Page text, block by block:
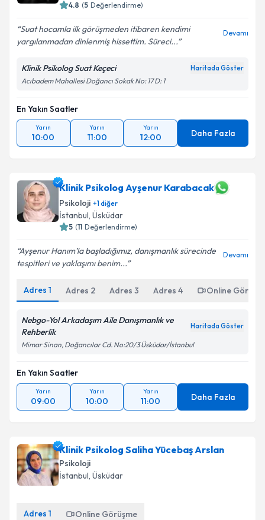
4.8 (5 Değerlendirme)
Suat hocamla ilk görüşmeden itibaren kendimi
yargılanmadan dinlenmiş hissettim. Süreci...
Devamı
Klinik Psikolog Suat Keçeci Haritada Göster
Acıbadem Mahallesi Doğancı Sokak No: 17 D: 1
En Yakın Saatler
Yarın
10:00
Yarın
11:00
Yarın
12:00 Daha Fazla
Klinik Psikolog Ayşenur Karabacak
Psikoloji +1diğer
İstanbul, Üsküdar
5 (11 Değerlendirme)
Ayşenur Hanım’la başladığımız, danışmanlık sürecinde
tespitleri ve yaklaşımı benim...
Devamı
Adres 1 Adres 2 Adres 3 Adres 4 Online
Nebgo-Yol Arkadaşım Aile Danışmanlık ve
Rehberlik
Haritada Göster
Mimar Sinan, Doğancılar Cd. No:20/3 Üsküdar/İstanbul
En Yakın Saatler
Yarın
09:00
Yarın
10:00
Yarın
11:00 Daha Fazla
Klinik Psikolog Saliha Yücebaş Arslan
Psikoloji
İstanbul, Üsküdar
Adres 1 Online Görüşme